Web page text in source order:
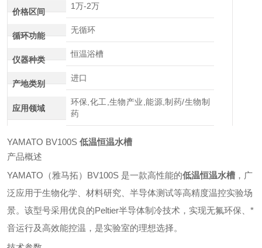
价格区间
1万-2万
循环功能
无循环
仪器种类
恒温浴槽
产地类别
进口
应用领域
环保,化工,生物产业,能源,制药/生物制
药
YAMATO BV100S 低温恒温水槽
产品概述
YAMATO（雅马拓）BV100S 是一款高性能的低温恒温水槽 ，广
泛应用于生物化学、材料研究、半导体测试等高精度温控实验场
景。该型号采用优良的Peltier半导体制冷技术，实现无氟环保、*
音运行及高效能控温，是实验室的理想选择。